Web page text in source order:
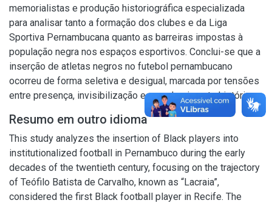
memorialistas e produção historiográfica especializada
para analisar tanto a formação dos clubes e da Liga
Sportiva Pernambucana quanto as barreiras impostas à
população negra nos espaços esportivos. Conclui-se que a
inserção de atletas negros no futebol pernambucano
ocorreu de forma seletiva e desigual, marcada por tensões
entre presença, invisibilização e reconhecimento histórico.
Resumo em outro idioma
This study analyzes the insertion of Black players into
institutionalized football in Pernambuco during the early
decades of the twentieth century, focusing on the trajectory
of Teófilo Batista de Carvalho, known as “Lacraia”,
considered the first Black football player in Recife. The